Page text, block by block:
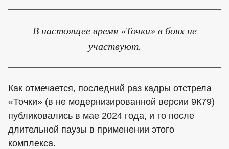
В настоящее время «Точки» в боях не
участвуют.
Как отмечается, последний раз кадры отстрела
«Точки» (в не модернизированной версии 9К79)
публиковались в мае 2024 года, и то после
длительной паузы в применении этого
комплекса.